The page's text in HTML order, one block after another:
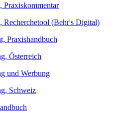
(Behr's Digital)
Praxishandbuch
Österreich
und Werbung
Schweiz